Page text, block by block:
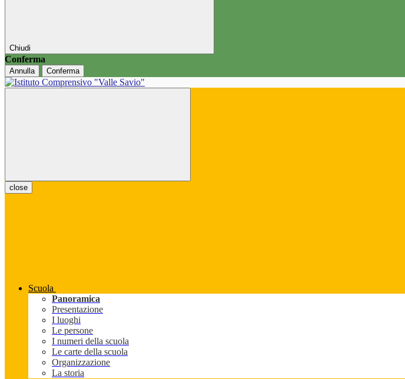
Chiudi
Conferma
Annulla Conferma
close
Scuola
Panoramica
Presentazione
I luoghi
Le persone
I numeri della scuola
Le carte della scuola
Organizzazione
La storia